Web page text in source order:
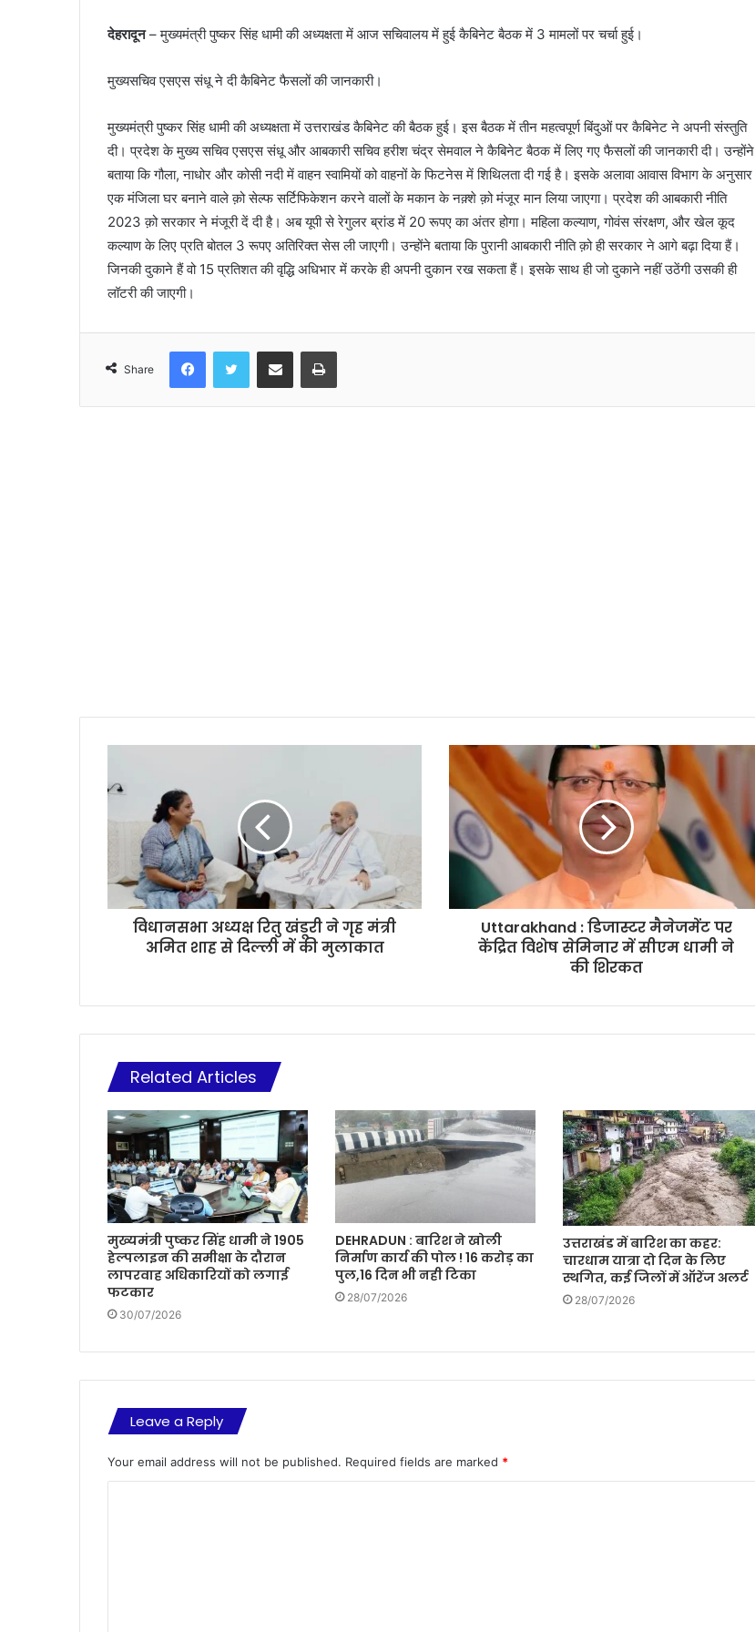
देहरादून– मुख्यमंत्री पुष्कर सिंह धामी की अध्यक्षता में आज सचिवालय में हुई कैबिनेट बैठक में 3 मामलों पर चर्चा हुई।
मुख्यसचिव एसएस संधू ने दी कैबिनेट फैसलों की जानकारी।
मुख्यमंत्री पुष्कर सिंह धामी की अध्यक्षता में उत्तराखंड कैबिनेट की बैठक हुई। इस बैठक में तीन महत्वपूर्ण बिंदुओं पर कैबिनेट ने अपनी संस्तुति
दी। प्रदेश के मुख्य सचिव एसएस संधू और आबकारी सचिव हरीश चंद्र सेमवाल ने कैबिनेट बैठक में लिए गए फैसलों की जानकारी दी। उन्होंने
बताया कि गौला, नाधोर और कोसी नदी में वाहन स्वामियों को वाहनों के फिटनेस में शिथिलता दी गई है। इसके अलावा आवास विभाग के अनुसार
एक मंजिला घर बनाने वाले क़ो सेल्फ सर्टिफिकेशन करने वालों के मकान के नक़्शे क़ो मंजूर मान लिया जाएगा। प्रदेश की आबकारी नीति
2023 क़ो सरकार ने मंजूरी दें दी है। अब यूपी से रेगुलर ब्रांड में 20 रूपए का अंतर होगा। महिला कल्याण, गोवंस संरक्षण, और खेल कूद
कल्याण के लिए प्रति बोतल 3 रूपए अतिरिक्त सेस ली जाएगी। उन्होंने बताया कि पुरानी आबकारी नीति क़ो ही सरकार ने आगे बढ़ा दिया हैं।
जिनकी दुकाने हैं वो 15 प्रतिशत की वृद्धि अधिभार में करके ही अपनी दुकान रख सकता हैं। इसके साथ ही जो दुकाने नहीं उठेंगी उसकी ही
लॉटरी की जाएगी।
Share
विधानसभा अध्यक्ष रितु खंडूरी ने गृह मंत्री
अमित शाह से दिल्ली में की मुलाकात
Uttarakhand : डिजास्टर मैनेजमेंट पर
केंद्रित विशेष सेमिनार में सीएम धामी ने
की शिरकत
Related Articles
मुख्यमंत्री पुष्कर सिंह धामी ने 1905
हेल्पलाइन की समीक्षा के दौरान
लापरवाह अधिकारियों को लगाई
फटकार
30/07/2026
DEHRADUN : बारिश ने खोली
निर्माण कार्य की पोल ! 16 करोड़ का
पुल,16 दिन भी नही टिका
28/07/2026
उत्तराखंड में बारिश का कहर:
चारधाम यात्रा दो दिन के लिए
स्थगित, कई जिलों में ऑरेंज अलर्ट
28/07/2026
Leave a Reply
Your email address will not be published. Required fields are marked *